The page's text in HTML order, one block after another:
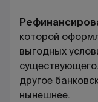
которой
выгодных
другое
нынешнее.